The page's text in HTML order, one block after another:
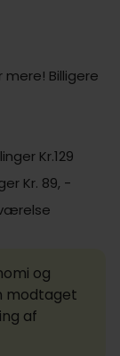
mere! Billigere
Kr.129
Kr. 89, -
og
modtaget
af